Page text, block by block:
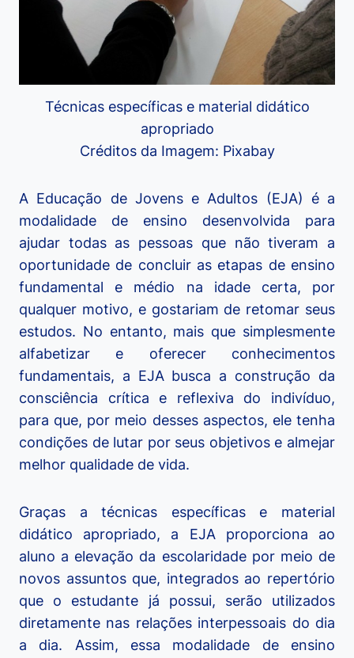
Técnicas específicas e material didático
apropriado
Créditos da Imagem: Pixabay
A Educação de Jovens e Adultos (EJA) é a
modalidade de ensino desenvolvida para
ajudar todas as pessoas que não tiveram a
oportunidade de concluir as etapas de ensino
fundamental e médio na idade certa, por
qualquer motivo, e gostariam de retomar seus
estudos. No entanto, mais que simplesmente
alfabetizar e oferecer conhecimentos
fundamentais, a EJA busca a construção da
consciência crítica e reflexiva do indivíduo,
para que, por meio desses aspectos, ele tenha
condições de lutar por seus objetivos e almejar
melhor qualidade de vida.
Graças a técnicas específicas e material
didático apropriado, a EJA proporciona ao
aluno a elevação da escolaridade por meio de
novos assuntos que, integrados ao repertório
que o estudante já possui, serão utilizados
diretamente nas relações interpessoais do dia
a dia. Assim, essa modalidade de ensino